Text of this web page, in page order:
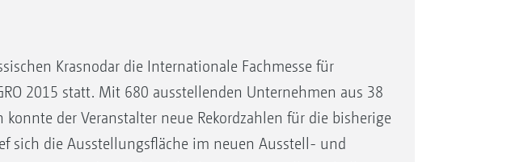
Krasnodar die Internationale Fachmesse für
2015 statt. Mit 680 ausstellenden Unternehmen aus 38
der Veranstalter neue Rekordzahlen für die bisherige
sich die Ausstellungsfläche im neuen Ausstell- und